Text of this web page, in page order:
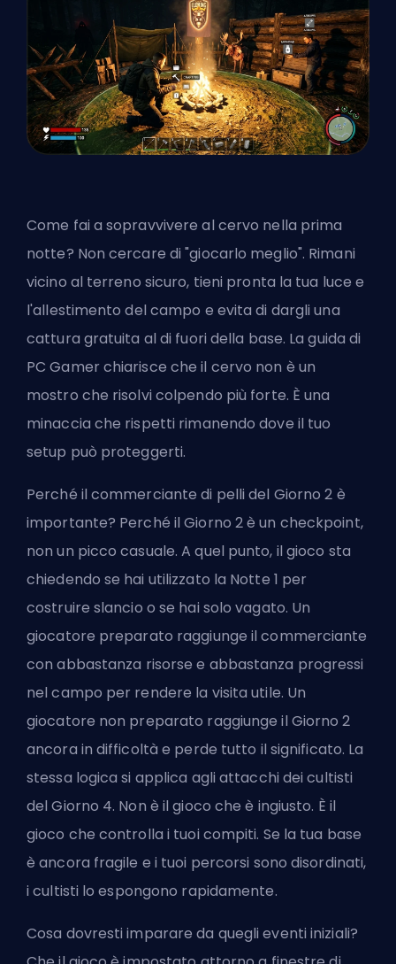
Come fai a sopravvivere al cervo nella prima
notte? Non cercare di "giocarlo meglio". Rimani
vicino al terreno sicuro, tieni pronta la tua luce e
l'allestimento del campo e evita di dargli una
cattura gratuita al di fuori della base. La guida di
PC Gamer chiarisce che il cervo non è un
mostro che risolvi colpendo più forte. È una
minaccia che rispetti rimanendo dove il tuo
setup può proteggerti.
Perché il commerciante di pelli del Giorno 2 è
importante? Perché il Giorno 2 è un checkpoint,
non un picco casuale. A quel punto, il gioco sta
chiedendo se hai utilizzato la Notte 1 per
costruire slancio o se hai solo vagato. Un
giocatore preparato raggiunge il commerciante
con abbastanza risorse e abbastanza progressi
nel campo per rendere la visita utile. Un
giocatore non preparato raggiunge il Giorno 2
ancora in difficoltà e perde tutto il significato. La
stessa logica si applica agli attacchi dei cultisti
del Giorno 4. Non è il gioco che è ingiusto. È il
gioco che controlla i tuoi compiti. Se la tua base
è ancora fragile e i tuoi percorsi sono disordinati,
i cultisti lo espongono rapidamente.
Cosa dovresti imparare da quegli eventi iniziali?